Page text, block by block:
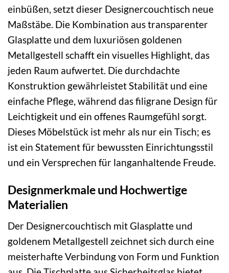
einbüßen, setzt dieser Designercouchtisch neue
Maßstäbe. Die Kombination aus transparenter
Glasplatte und dem luxuriösen goldenen
Metallgestell schafft ein visuelles Highlight, das
jeden Raum aufwertet. Die durchdachte
Konstruktion gewährleistet Stabilität und eine
einfache Pflege, während das filigrane Design für
Leichtigkeit und ein offenes Raumgefühl sorgt.
Dieses Möbelstück ist mehr als nur ein Tisch; es
ist ein Statement für bewussten Einrichtungsstil
und ein Versprechen für langanhaltende Freude.
Designmerkmale und Hochwertige
Materialien
Der Designercouchtisch mit Glasplatte und
goldenem Metallgestell zeichnet sich durch eine
meisterhafte Verbindung von Form und Funktion